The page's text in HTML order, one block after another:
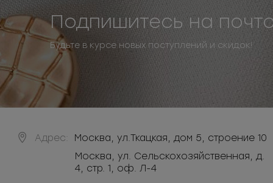
Подпишитесь на
Будьте в курсе новых поступлений и скидок!
Адрес: Москва, ул.Ткацкая, дом 5, строение 10
Москва, ул. Сельскохозяйственная, д.
4, стр. 1, оф. Л-4